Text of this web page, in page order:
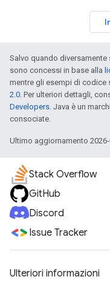
Salvo quando
sono concessi in base alla
mentre gli esempi di codice
2.0. Per ulteriori dettagli,
Developers. Java è un
consociate.
Ultimo aggiornamento 2026-
Stack Overflow
GitHub
Discord
Issue Tracker
Ulteriori informazioni